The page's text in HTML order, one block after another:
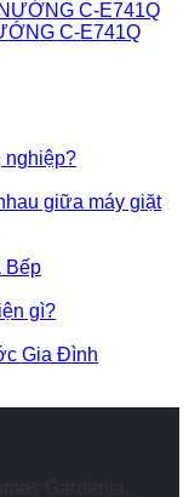
C-E741Q
nghiệp?
giữa máy giặt
Bếp
gì?
Gia Đình